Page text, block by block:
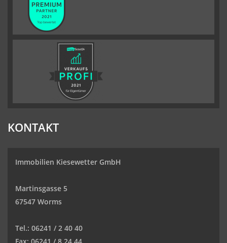
KONTAKT
Immobilien Kiesewetter GmbH
Martinsgasse 5
67547 Worms
Tel.: 06241 / 2 40 40